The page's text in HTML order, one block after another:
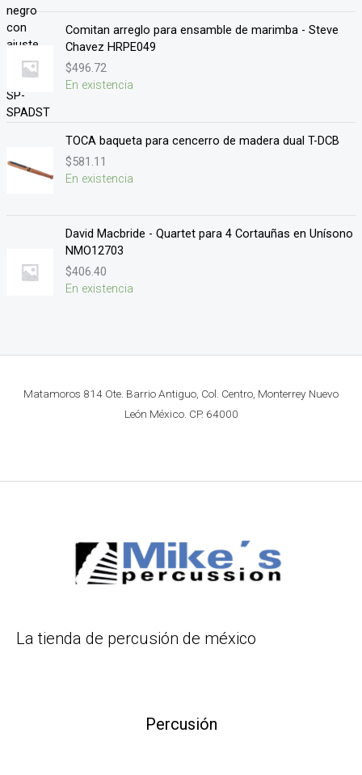
Comitan arreglo para ensamble de marimba - Steve
Chavez HRPE049
$496.72
En existencia
TOCA baqueta para cencerro de madera dual T-DCB
$581.11
En existencia
David Macbride - Quartet para 4 Cortauñas en Unísono
NMO12703
$406.40
En existencia
Matamoros 814 Ote. Barrio Antiguo, Col. Centro, Monterrey Nuevo
León México. CP. 64000
La tienda de percusión de méxico
Percusión